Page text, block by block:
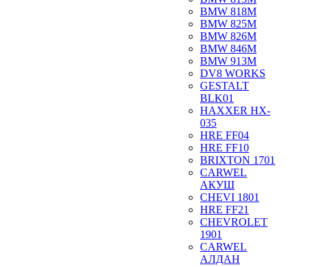
BMW 818M
BMW 825M
BMW 826M
BMW 846M
BMW 913M
DV8 WORKS
GESTALT
BLK01
HAXXER HX-
035
HRE FF04
HRE FF10
BRIXTON 1701
CARWEL
АКУШ
CHEVI 1801
HRE FF21
CHEVROLET
1901
CARWEL
АЛДАН